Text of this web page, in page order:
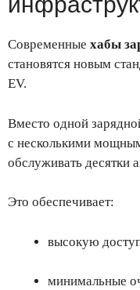
Современные хабы
становятся новым
EV.
Вместо одной
с несколькими
обслуживать десятки
Это обеспечивает:
высокую
минимальные